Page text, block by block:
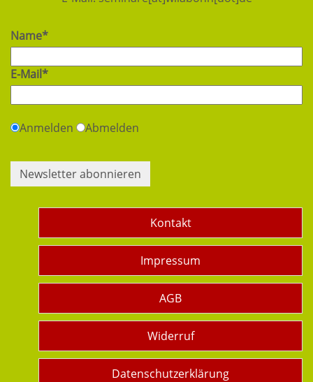
Name*
E-Mail*
Anmelden Abmelden
Newsletter abonnieren
Kontakt
Impressum
AGB
Widerruf
Datenschutzerklärung